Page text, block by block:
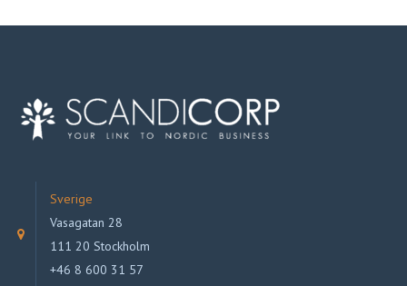
Sverige
Vasagatan 28
111 20 Stockholm
+46 8 600 31 57